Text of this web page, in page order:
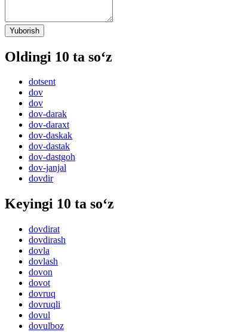
Yuborish
Oldingi 10 ta so‘z
dotsent
dov
dov
dov-darak
dov-daraxt
dov-daskak
dov-dastak
dov-dastgoh
dov-janjal
dovdir
Keyingi 10 ta so‘z
dovdirat
dovdirash
dovla
dovlash
dovon
dovot
dovruq
dovruqli
dovul
dovulboz